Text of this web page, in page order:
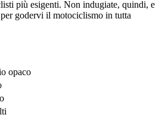
più esigenti. Non indugiate, quindi, e
godervi il motociclismo in tutta
opaco